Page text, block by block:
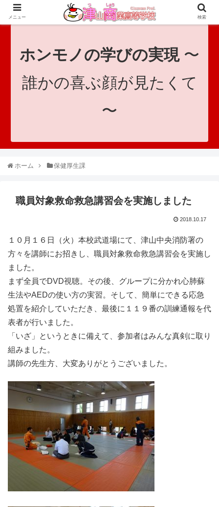
since 1921｜地域と共に未来へつなげ！｜Tsuyama Commercial High School
ホンモノの学びの実現〜
誰かの喜ぶ顔が見たくて
〜
ホーム 保健厚生課
職員対象救命救急講習会を実施しました
2018.10.17
１０月１６日（火）本校武道場にて、津山中央消防署の
方々を講師にお招きし、職員対象救命救急講習会を実施し
ました。
まず全員でDVD視聴。その後、グループに分かれ心肺蘇
生法やAEDの使い方の実習。そして、簡単にできる応急
処置を紹介していただき、最後に１１９番の訓練通報を代
表者が行いました。
「いざ」というときに備えて、参加者はみんな真剣に取り
組みました。
講師の先生方、大変ありがとうございました。
メニュー 検索